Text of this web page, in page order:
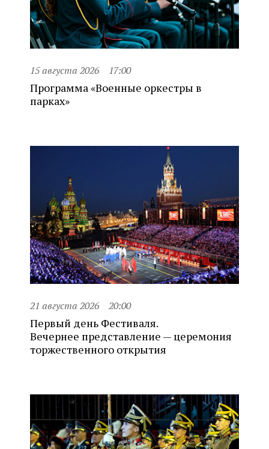
15 августа 2026 17:00
Программа «Военные оркестры в
парках»
21 августа 2026 20:00
Первый день Фестиваля.
Вечернее представление — церемония
торжественного открытия